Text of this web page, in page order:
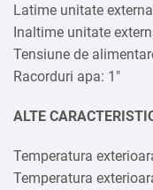
Latime unitate
Inaltime unitate
Tensiune de
Racorduri apa: 1″
ALTE
Temperatura
Temperatura